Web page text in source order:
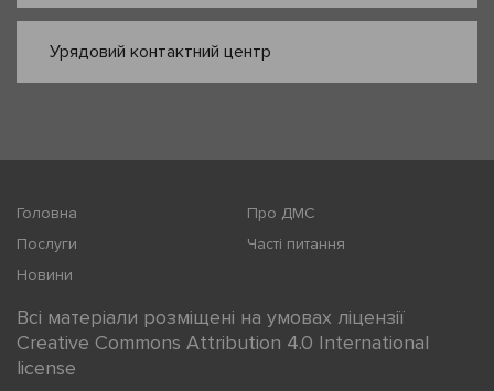
Урядовий контактний центр
Головна
Про ДМС
Послуги
Часті питання
Новини
Всі матеріали розміщені на умовах ліцензії
Creative Commons Attribution 4.0 International
license